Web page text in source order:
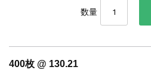
数量
400枚 @ 130.21